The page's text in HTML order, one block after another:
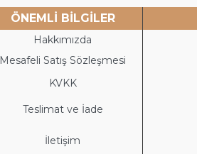
ÖNEMLİ BİLGİLER
Hakkımızda
Mesafeli Satış Sözleşmesi
KVKK
Teslimat ve İade
İletişim